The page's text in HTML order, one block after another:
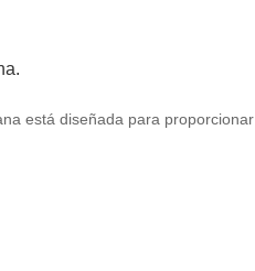
está diseñada para proporcionar